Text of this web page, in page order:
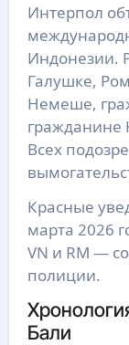
Интерпол
Индонезии.
Галушке,
Немеше,
гражданине
Всех
Красные
марта 2026
VN и RM —
полиции.
Бали